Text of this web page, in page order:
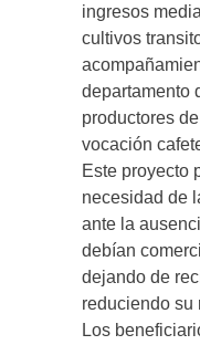
ingresos
cultivos
departamento
productores
vocación
Este proyecto
necesidad de
ante la
debían
dejando de
reduciendo su
Los